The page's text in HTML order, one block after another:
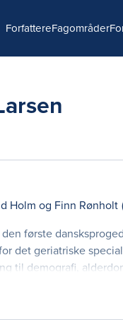
ForfattereFagområder
Holm og Finn Rønholt
den første
det geriatriske
til demografi,